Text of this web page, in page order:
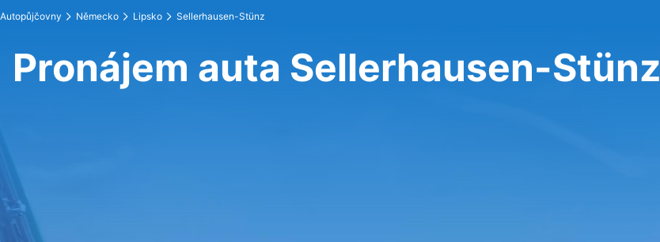
Autopůjčovny Německo Lipsko Sellerhausen-Stünz
Pronájem auta Sellerhausen-Stünz